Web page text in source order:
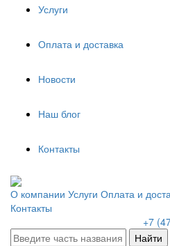
Услуги
Оплата и доставка
Новости
Наш блог
Контакты
О компании Услуги Оплата и
Контакты
+7
Найти